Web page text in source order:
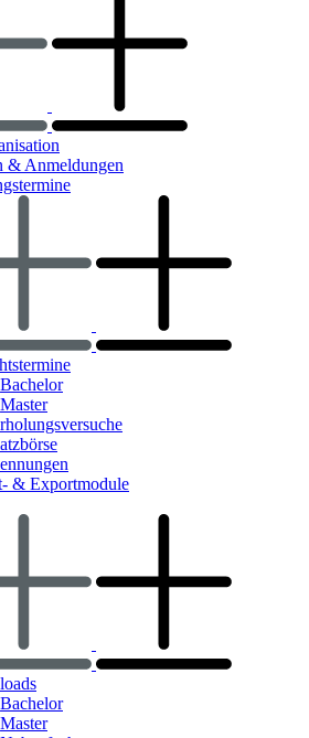
& Anmeldungen
Bachelor
Master
& Exportmodule
Bachelor
Master